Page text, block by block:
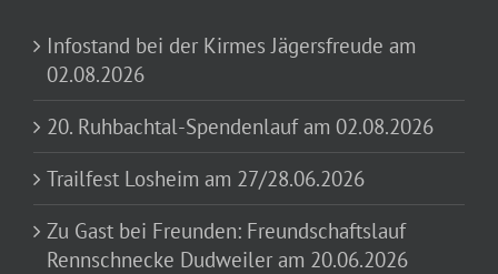
Infostand bei der Kirmes Jägersfreude am
02.08.2026
20. Ruhbachtal-Spendenlauf am 02.08.2026
Trailfest Losheim am 27/28.06.2026
Zu Gast bei Freunden: Freundschaftslauf
Rennschnecke Dudweiler am 20.06.2026